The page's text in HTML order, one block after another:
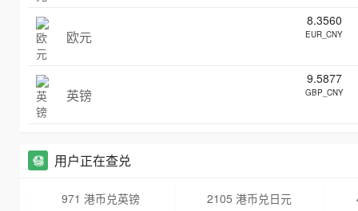
欧元
8.3560
EUR_CNY
英镑
9.5877
GBP_CNY
用户正在查兑
971 港币兑英镑 2105 港币兑日元